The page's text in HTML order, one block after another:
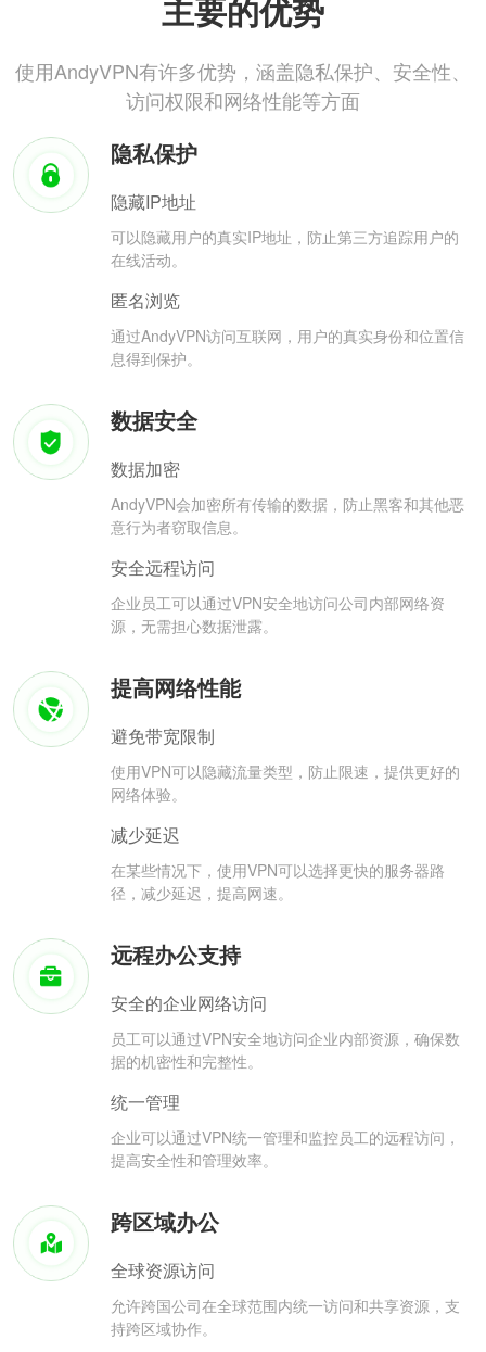
主要的优势
使用AndyVPN有许多优势，涵盖隐私保护、安全性、
访问权限和网络性能等方面
隐私保护
隐藏IP地址
可以隐藏用户的真实IP地址，防止第三方追踪用户的
在线活动。
匿名浏览
通过AndyVPN访问互联网，用户的真实身份和位置信
息得到保护。
数据安全
数据加密
AndyVPN会加密所有传输的数据，防止黑客和其他恶
意行为者窃取信息。
安全远程访问
企业员工可以通过VPN安全地访问公司内部网络资
源，无需担心数据泄露。
提高网络性能
避免带宽限制
使用VPN可以隐藏流量类型，防止限速，提供更好的
网络体验。
减少延迟
在某些情况下，使用VPN可以选择更快的服务器路
径，减少延迟，提高网速。
远程办公支持
安全的企业网络访问
员工可以通过VPN安全地访问企业内部资源，确保数
据的机密性和完整性。
统一管理
企业可以通过VPN统一管理和监控员工的远程访问，
提高安全性和管理效率。
跨区域办公
全球资源访问
允许跨国公司在全球范围内统一访问和共享资源，支
持跨区域协作。